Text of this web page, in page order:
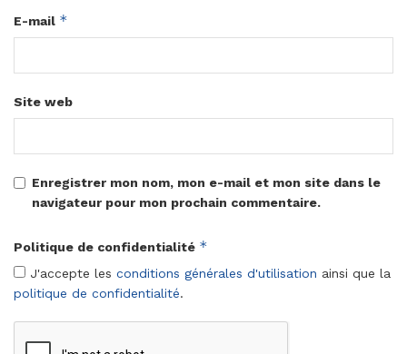
E-mail *
Site web
Enregistrer mon nom, mon e-mail et mon site dans le
navigateur pour mon prochain commentaire.
Politique de confidentialité *
J'accepte les conditions générales d'utilisation ainsi que la
politique de confidentialité.